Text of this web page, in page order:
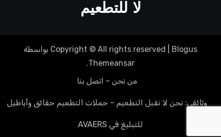
لا للتطعيم
Copyright © All rights reserved Blogus
بواسطة
Themeansar
.
من نحن – اتصل بنا
وثائقي: نحن لا نقبل التطعيم – حملات التطعيم حقائق وأباطيل
للتبليغ في AVAERS